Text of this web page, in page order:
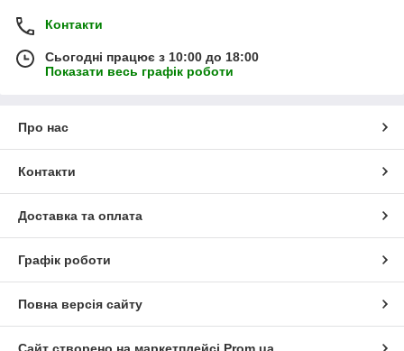
Контакти
Сьогодні працює з 10:00 до 18:00
Показати весь графік роботи
Про нас
Контакти
Доставка та оплата
Графік роботи
Повна версія сайту